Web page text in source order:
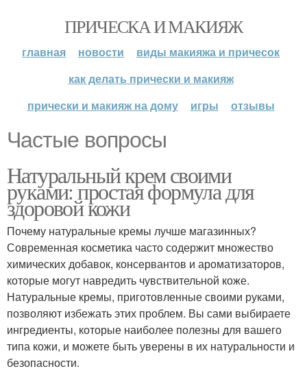
ПРИЧЕСКА И МАКИЯЖ
главная новости
виды макияжа и причесок
как делать прически и макияж
прически и макияж на дому
игры отзывы
Частые вопросы
Натуральный крем своими
руками: простая формула для
здоровой кожи
Почему натуральные кремы лучше магазинных?
Современная косметика часто содержит множество
химических добавок, консервантов и ароматизаторов,
которые могут навредить чувствительной коже.
Натуральные кремы, приготовленные своими руками,
позволяют избежать этих проблем. Вы сами выбираете
ингредиенты, которые наиболее полезны для вашего
типа кожи, и можете быть уверены в их натуральности и
безопасности.